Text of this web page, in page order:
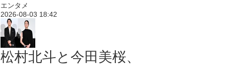
エンタメ
2026-08-03 18:42
松村北斗と今田美桜、